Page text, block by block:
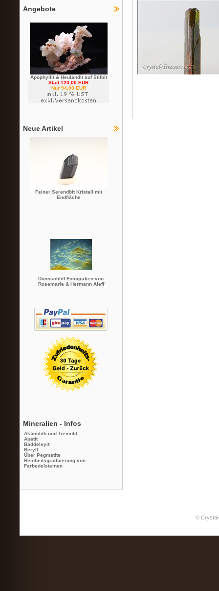
Angebote
Apophyllit & Heulandit auf Stilbit
Statt 120,00 EUR
Nur 94,00 EUR
Neue Artikel
Feiner Serendbit Kristall mit
Endfläche
Dünnschliff Fotografien von
Rosemarie & Hermann Aleff
Mineralien - Infos
Aktinolith und Tremolit
Apatit
Baddeleyit
Beryll
Über Pegmatite
Reinheitsgraduierung von
Farbedelsteinen
©